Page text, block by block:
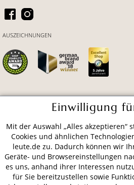
VERSAND
AUSZEICHNUNGEN
AGB Datenschutz
Einwilligung
Mit der Auswahl „Alles akzeptieren“
Cookies und ähnlichen
leute.de zu. Dadurch können wir
Geräte- und Browsereinstellungen
es uns, anhand ihrer Interessen
für Sie bereitzustellen sowie